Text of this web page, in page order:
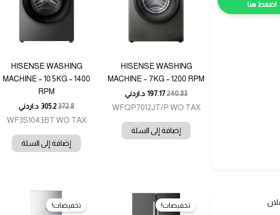
اضغط هنا
HISENSE WASHING
MACHINE – 7KG – 1200 RPM
240.83
197.17 د.اردني
WFQP7012JT/P WO TAX
إضافة إلى السلة
HISENSE WASHING
MACHINE – 10.5KG – 1400
RPM
372.8
305.2 د.اردني
WF3S1043BT WO TAX
إضافة إلى السلة
تخفيضات! تخفيضات!